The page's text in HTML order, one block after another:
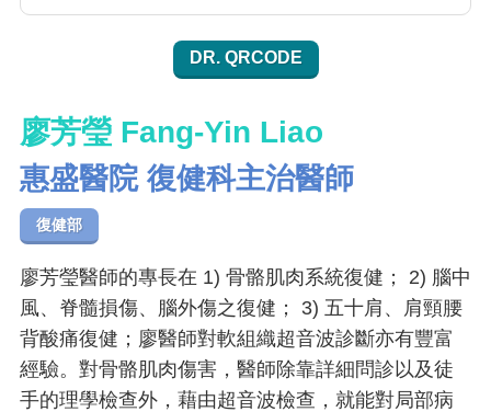
DR. QRCODE
廖芳瑩 Fang-Yin Liao
惠盛醫院 復健科主治醫師
復健部
廖芳瑩醫師的專長在 1) 骨骼肌肉系統復健； 2) 腦中
風、脊髓損傷、腦外傷之復健； 3) 五十肩、肩頸腰
背酸痛復健；廖醫師對軟組織超音波診斷亦有豐富
經驗。對骨骼肌肉傷害，醫師除靠詳細問診以及徒
手的理學檢查外，藉由超音波檢查，就能對局部病